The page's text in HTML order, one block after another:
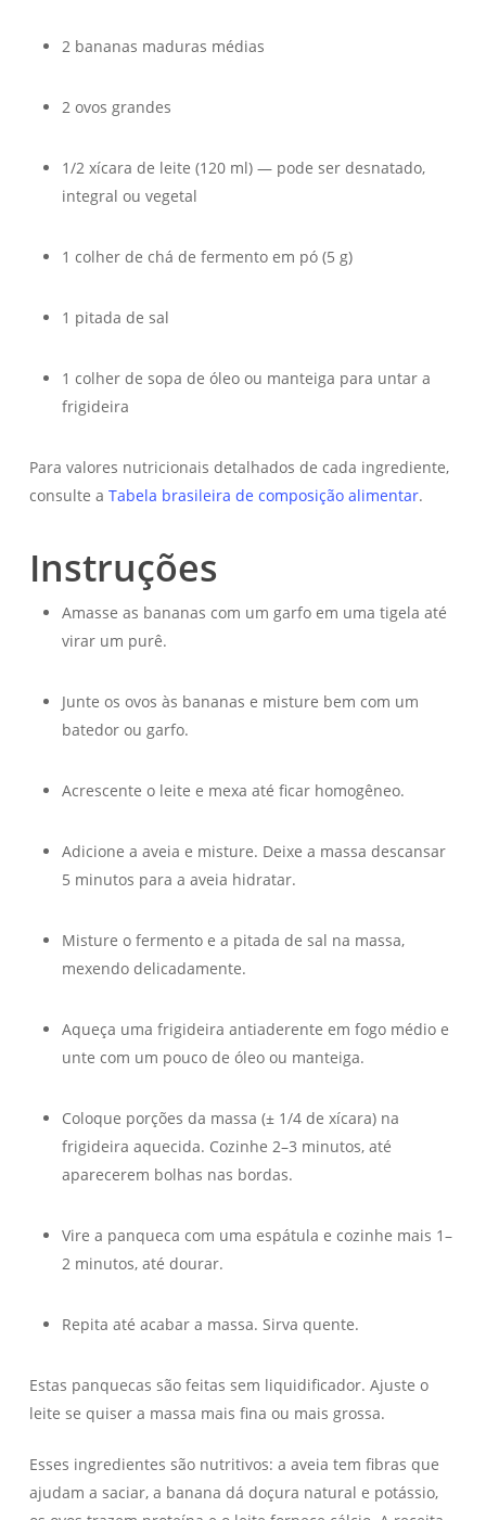
2 bananas maduras médias
2 ovos grandes
1/2 xícara de leite (120 ml) — pode ser desnatado,
integral ou vegetal
1 colher de chá de fermento em pó (5 g)
1 pitada de sal
1 colher de sopa de óleo ou manteiga para untar a
frigideira
Para valores nutricionais detalhados de cada ingrediente,
consulte a Tabela brasileira de composição alimentar.
Instruções
Amasse as bananas com um garfo em uma tigela até
virar um purê.
Junte os ovos às bananas e misture bem com um
batedor ou garfo.
Acrescente o leite e mexa até ficar homogêneo.
Adicione a aveia e misture. Deixe a massa descansar
5 minutos para a aveia hidratar.
Misture o fermento e a pitada de sal na massa,
mexendo delicadamente.
Aqueça uma frigideira antiaderente em fogo médio e
unte com um pouco de óleo ou manteiga.
Coloque porções da massa (± 1/4 de xícara) na
frigideira aquecida. Cozinhe 2–3 minutos, até
aparecerem bolhas nas bordas.
Vire a panqueca com uma espátula e cozinhe mais 1–
2 minutos, até dourar.
Repita até acabar a massa. Sirva quente.
Estas panquecas são feitas sem liquidificador. Ajuste o
leite se quiser a massa mais fina ou mais grossa.
Esses ingredientes são nutritivos: a aveia tem fibras que
ajudam a saciar, a banana dá doçura natural e potássio,